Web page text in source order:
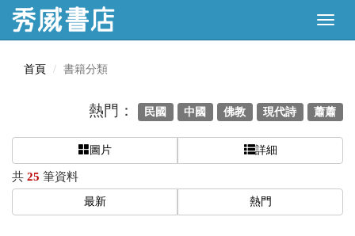
首頁 書籍分類
熱門： 民國 中國 佛教 現代詩 蕭蕭
圖片 詳細
共 25 筆資料
最新 熱門